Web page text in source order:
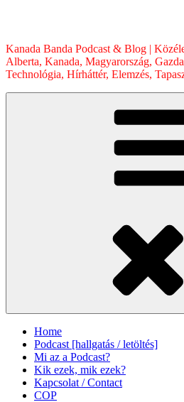
Kanada Banda Podcast & Blog |
Alberta, Kanada, Magyarország,
Technológia, Hírháttér, Elemzés,
Home
Podcast [hallgatás / letöltés]
Mi az a Podcast?
Kik ezek, mik ezek?
Kapcsolat / Contact
COP